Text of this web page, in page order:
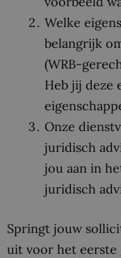
Welke
belangrijk
(WRB-
Heb jij deze
Onze
juridisch
jou aan in
juridisch
Springt jouw
uit voor het eerste